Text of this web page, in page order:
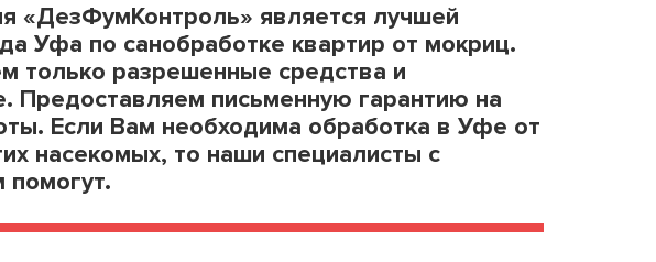
«ДезФумКонтроль» является лучшей
Уфа по санобработке квартир от мокриц.
только разрешенные средства и
Предоставляем письменную гарантию на
Если Вам необходима обработка в Уфе от
насекомых, то наши специалисты с